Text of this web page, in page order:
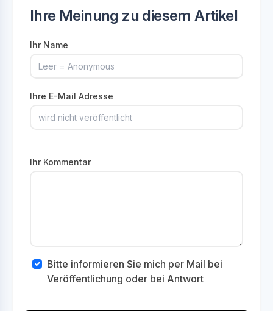
Ihre Meinung zu diesem Artikel
Ihr Name
Ihre E-Mail Adresse
Ihr Kommentar
Bitte informieren Sie mich per Mail bei
Veröffentlichung oder bei Antwort